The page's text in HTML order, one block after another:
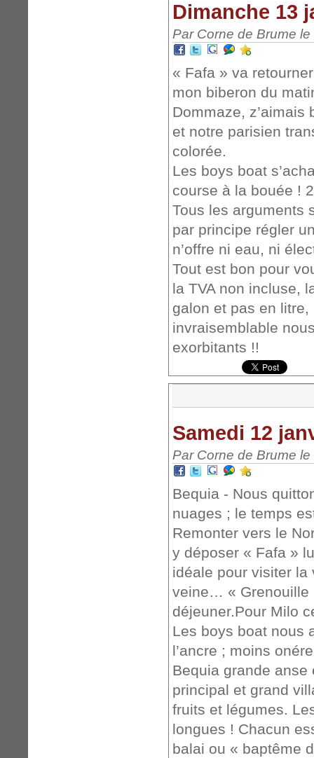
Dimanche 13
Par Corne de Brume
« Fafa » va
mon biberon du
Dommaze,
et notre parisien
colorée.
Les boys boat
course à la bouée !
Tous les arguments
par principe régler
n’offre ni eau, ni
Tout est bon pour
la TVA non incluse,
galon et pas en
invraisemblable
exorbitants !!
Samedi 12
Par Corne de Brume
Bequia - Nous
nuages ; le temps
Remonter vers le
y déposer « Fafa »
idéale pour visiter la
veine… « Grenouille
déjeuner.Pour Milo
Les boys boat nous
l’ancre ; moins
Bequia grande
principal et grand
fruits et légumes.
longues ! Chacun
balai ou « baptême